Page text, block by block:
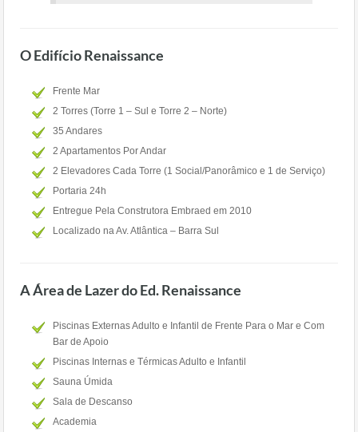
O Edifício Renaissance
Frente Mar
2 Torres (Torre 1 – Sul e Torre 2 – Norte)
35 Andares
2 Apartamentos Por Andar
2 Elevadores Cada Torre (1 Social/Panorâmico e 1 de Serviço)
Portaria 24h
Entregue Pela Construtora Embraed em 2010
Localizado na Av. Atlântica – Barra Sul
A Área de Lazer do Ed. Renaissance
Piscinas Externas Adulto e Infantil de Frente Para o Mar e Com
Bar de Apoio
Piscinas Internas e Térmicas Adulto e Infantil
Sauna Úmida
Sala de Descanso
Academia